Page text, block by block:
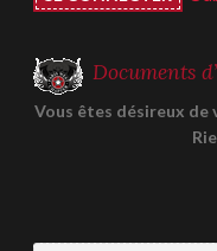
Documents
Vous êtes désireux de